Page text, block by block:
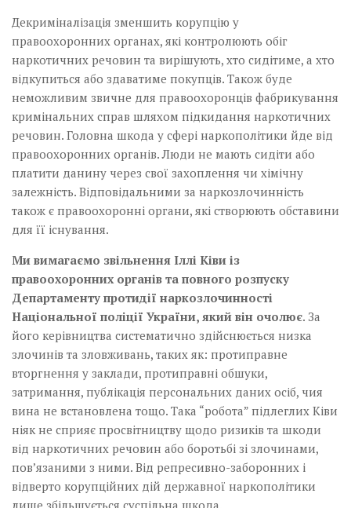
Декриміналізація зменшить корупцію у
правоохоронних органах, які контролюють обіг
наркотичних речовин та вирішують, хто сидітиме, а хто
відкупиться або здаватиме покупців. Також буде
неможливим звичне для правоохоронців фабрикування
кримінальних справ шляхом підкидання наркотичних
речовин. Головна шкода у сфері наркополітики йде від
правоохоронних органів. Люди не мають сидіти або
платити данину через свої захоплення чи хімічну
залежність. Відповідальними за наркозлочинність
також є правоохоронні органи, які створюють обставини
для її існування.
Ми вимагаємо звільнення Іллі Ківи із
правоохоронних органів та повного розпуску
Департаменту протидії наркозлочинності
Національної поліції України, який він очолює. За
його керівництва систематично здійснюється низка
злочинів та зловживань, таких як: протиправне
вторгнення у заклади, протиправні обшуки,
затримання, публікація персональних даних осіб, чия
вина не встановлена тощо. Така “робота” підлеглих Ківи
ніяк не сприяє просвітництву щодо ризиків та шкоди
від наркотичних речовин або боротьбі зі злочинами,
пов’язаними з ними. Від репресивно-заборонних і
відверто корупційних дій державної наркополітики
лише збільшується суспільна шкода.